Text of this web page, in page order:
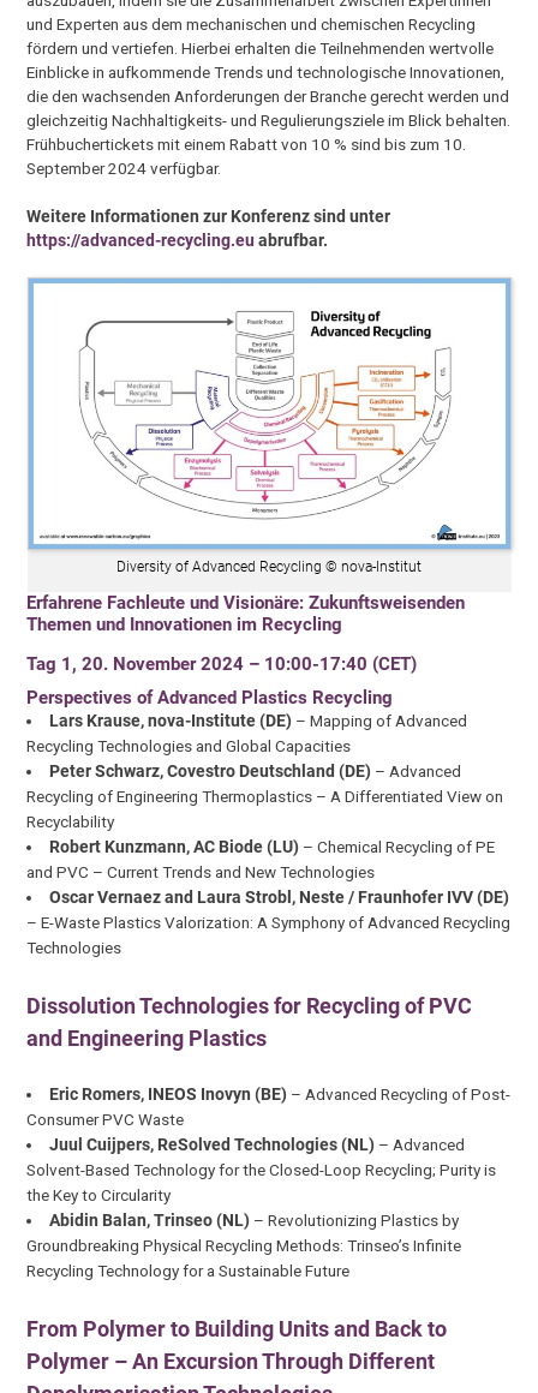
und Experten aus dem mechanischen und chemischen Recycling
fördern und vertiefen. Hierbei erhalten die Teilnehmenden wertvolle
Einblicke in aufkommende Trends und technologische Innovationen,
die den wachsenden Anforderungen der Branche gerecht werden und
gleichzeitig Nachhaltigkeits- und Regulierungsziele im Blick behalten.
Frühbuchertickets mit einem Rabatt von 10 % sind bis zum 10.
September 2024 verfügbar.
Weitere Informationen zur Konferenz sind unter
https://advanced-recycling.euabrufbar.
Diversity of Advanced Recycling © nova-Institut
Erfahrene Fachleute und Visionäre: Zukunftsweisenden
Themen und Innovationen im Recycling
Tag 1, 20. November 2024 – 10:00-17:40 (CET)
Perspectives of Advanced Plastics Recycling
Lars Krause, nova-Institute (DE)– Mapping of Advanced
Recycling Technologies and Global Capacities
Peter Schwarz, Covestro Deutschland (DE)– Advanced
Recycling of Engineering Thermoplastics – A Differentiated View on
Recyclability
Robert Kunzmann, AC Biode (LU)– Chemical Recycling of PE
and PVC – Current Trends and New Technologies
Oscar Vernaez and Laura Strobl, Neste / Fraunhofer IVV (DE)
– E-Waste Plastics Valorization: A Symphony of Advanced Recycling
Technologies
Dissolution Technologies for Recycling of PVC
and Engineering Plastics
Eric Romers, INEOS Inovyn (BE)– Advanced Recycling of Post-
Consumer PVC Waste
Juul Cuijpers, ReSolved Technologies (NL)– Advanced
Solvent-Based Technology for the Closed-Loop Recycling; Purity is
the Key to Circularity
Abidin Balan, Trinseo (NL)– Revolutionizing Plastics by
Groundbreaking Physical Recycling Methods: Trinseo’s Infinite
Recycling Technology for a Sustainable Future
From Polymer to Building Units and Back to
Polymer – An Excursion Through Different